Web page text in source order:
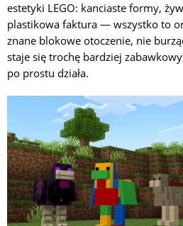
estetyki LEGO: kanciaste formy,
plastikowa faktura — wszystko to
znane blokowe otoczenie, nie
staje się trochę bardziej
po prostu działa.